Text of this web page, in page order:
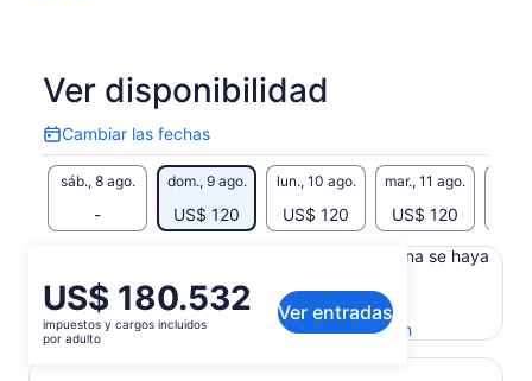
Ver disponibilidad
Cambiar las fechas
Cambiar
las
fechas
sáb., 8 ago.
-
dom., 9 ago.
US$ 120
lun., 10 ago.
US$ 120
mar., 11 ago.
US$ 120
El
precio
es
US$ 180.532
impuestos y cargos incluidos
por adulto
Ver entradas
Es posible que el contenido de esta página se haya
Ver el texto original (inglés)
Enviar comentarios sobre esta traducciónSe